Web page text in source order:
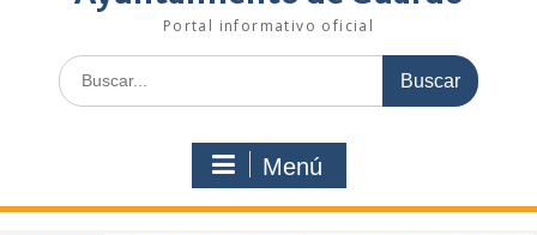
Portal informativo oficial
Buscar:
Menú